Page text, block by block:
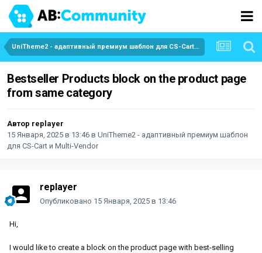
UniTheme2 - адаптивный премиум шаблон для CS-Cart и Multi-Vendor
Bestseller Products block on the product page
from same category
Автор replayer
15 Января, 2025 в 13:46 в UniTheme2 - адаптивный премиум шаблон
для CS-Cart и Multi-Vendor
replayer
Опубликовано 15 Января, 2025 в 13:46
Hi,
I would like to create a block on the product page with best-selling